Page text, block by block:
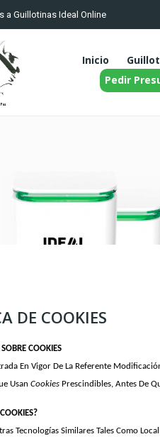
a Guillotinas Ideal Online
Inicio
Pedir
DE COOKIES
COOKIES
En Vigor De La Referente
Usan Cookies Prescindibles, Antes De
Tecnologías Similares Tales Como